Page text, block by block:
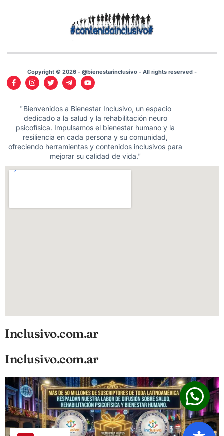
Copyright © 2026 - @bienestarinclusivo - All rights reserved -
"Bienvenidos a Bienestar Inclusivo, un espacio
dedicado a la salud y la rehabilitación neuro
psicofísica. Impulsamos el bienestar humano y la
resiliencia en cada persona y su comunidad,
ofreciendo herramientas y contenidos inclusivos para
mejorar su calidad de vida."
Inclusivo.com.ar
Inclusivo.com.ar